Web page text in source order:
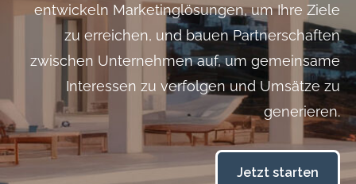
entwickeln Marketinglösungen, um Ihre Ziele
zu erreichen, und bauen Partnerschaften
zwischen Unternehmen auf, um gemeinsame
Interessen zu verfolgen und Umsätze zu
generieren.
Jetzt starten